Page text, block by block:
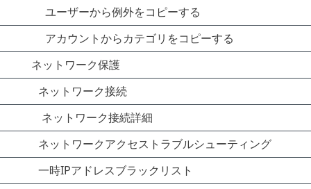
ユーザーから例外をコピーする
アカウントからカテゴリをコピーする
ネットワーク保護
ネットワーク接続
ネットワーク接続詳細
ネットワークアクセストラブルシューティング
一時IPアドレスブラックリスト